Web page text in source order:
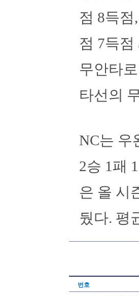
점 8득
점 7득
무안타
타선의
NC는 우
2승 1패
은 올 시
뒀다. 평
번호